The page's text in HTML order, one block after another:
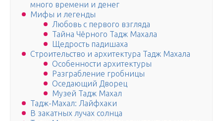
много времени и денег
Мифы и легенды
Любовь с первого взгляда
Тайна Чёрного Тадж Махала
Щедрость падишаха
Строительство и архитектура Тадж Махала
Особенности архитектуры
Разграбление гробницы
Оседающий Дворец
Музей Тадж Махал
Тадж-Махал: Лайфхаки
В закатных лучах солнца